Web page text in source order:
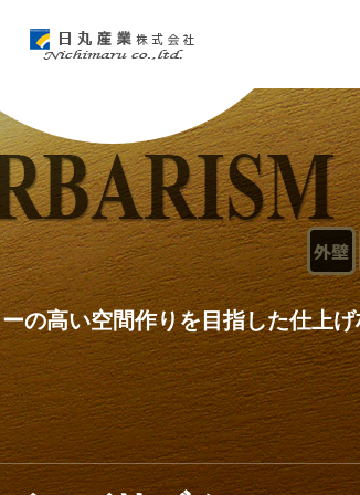
の高い空間作りを目指した仕上げ